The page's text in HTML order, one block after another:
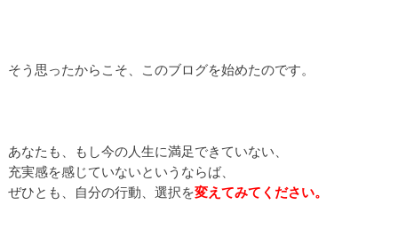
そう思ったからこそ、このブログを始めたのです。
あなたも、もし今の人生に満足できていない、
充実感を感じていないというならば、
ぜひとも、自分の行動、選択を変えてみてください。